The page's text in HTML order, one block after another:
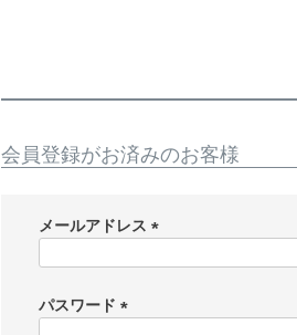
会員登録がお済みのお客様
メールアドレス
)
パスワード